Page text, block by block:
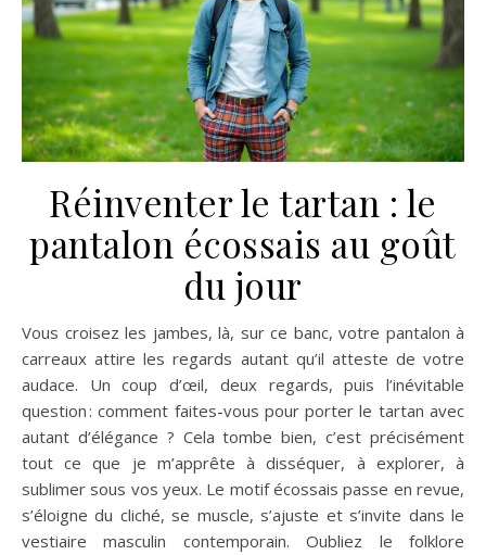
Réinventer le tartan : le
pantalon écossais au goût
du jour
Vous croisez les jambes, là, sur ce banc, votre pantalon à
carreaux attire les regards autant qu’il atteste de votre
audace. Un coup d’œil, deux regards, puis l’inévitable
question : comment faites-vous pour porter le tartan avec
autant d’élégance ? Cela tombe bien, c’est précisément
tout ce que je m’apprête à disséquer, à explorer, à
sublimer sous vos yeux. Le motif écossais passe en revue,
s’éloigne du cliché, se muscle, s’ajuste et s’invite dans le
vestiaire masculin contemporain. Oubliez le folklore